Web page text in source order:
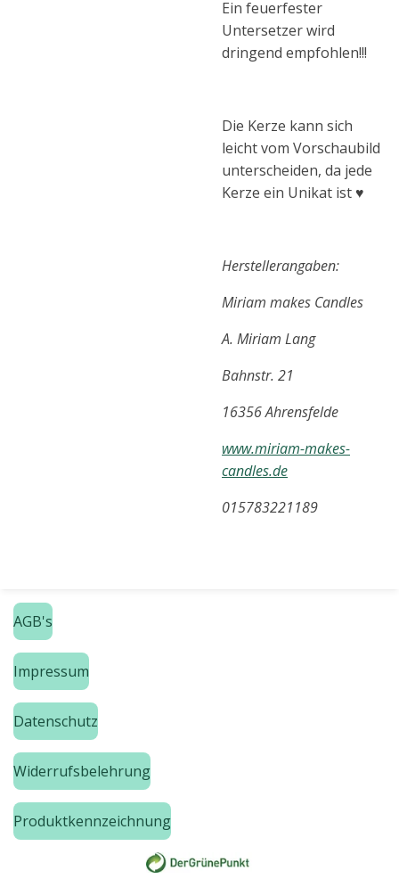
Ein feuerfester
Untersetzer wird
dringend empfohlen!!!
Die Kerze kann sich
leicht vom Vorschaubild
unterscheiden, da jede
Kerze ein Unikat ist ♥
Herstellerangaben:
Miriam makes Candles
A. Miriam Lang
Bahnstr. 21
16356 Ahrensfelde
www.miriam-makes-
candles.de
015783221189
AGB's
Impressum
Datenschutz
Widerrufsbelehrung
Produktkennzeichnung